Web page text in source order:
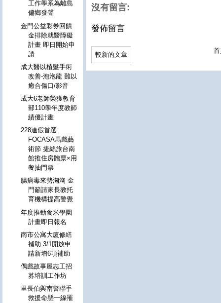
沒有留言:
發佈留言
較新的文章
工作學系為離島
偏鄉發聲
金門公益彩券回饋
金排除就醫障礙
計畫 即日開始申
請
成大醫以植髮手術
改善-泡泡龍 難以
癒合傷口/影音
成大6老師榮獲教育
部110學年度教師
績優計畫
228連假首選
FOCASA馬戲藝
術節 捷絲旅台南
館推住房贈票×用
餐抽門票
腸病毒來勢洶洶 金
門籲請家長教托
育機構提高警覺
年度推動食米學園
計畫即日報名
南市公寓大廈修繕
補助 3/1開放申
請新增6項補助
偶戲故事屋志工招
募培訓工作坊
里長伯與南警聯手
救援命懸一線罹